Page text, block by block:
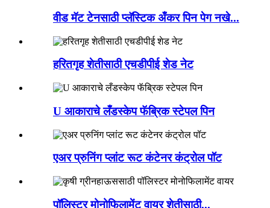
वीड मॅट टेनसाठी प्लॅस्टिक अँकर पिन पेग नखे...
हरितगृह शेतीसाठी एचडीपीई शेड नेट
U आकाराचे लँडस्केप फॅब्रिक स्टेपल पिन
एअर प्रुनिंग प्लांट रूट कंटेनर कंट्रोल पॉट
पॉलिस्टर मोनोफिलामेंट वायर शेतीसाठी...